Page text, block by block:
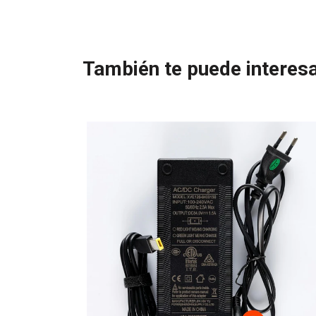
También te puede